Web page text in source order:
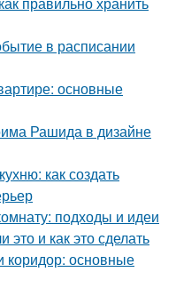
в расписании
основные
Рашида в дизайне
как создать
подходы и идеи
это и как это сделать
коридор: основные